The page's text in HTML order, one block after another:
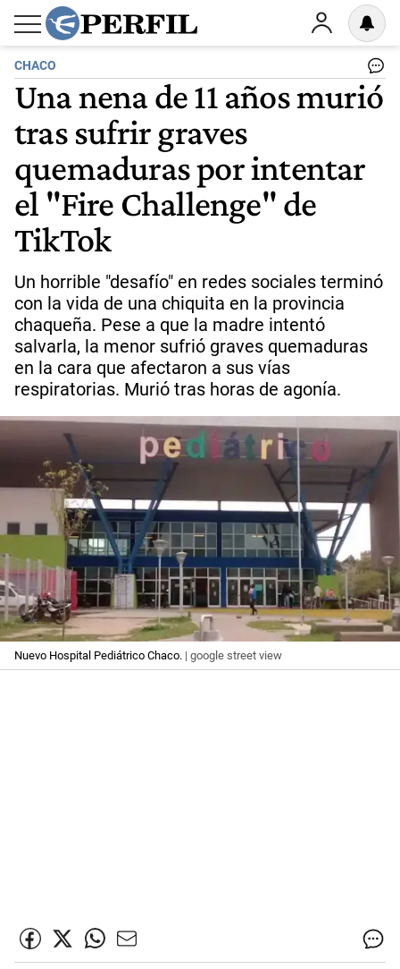
CHACO
Una nena de 11 años murió
tras sufrir graves
quemaduras por intentar
el "Fire Challenge" de
TikTok
Un horrible "desafío" en redes sociales terminó
con la vida de una chiquita en la provincia
chaqueña. Pese a que la madre intentó
salvarla, la menor sufrió graves quemaduras
en la cara que afectaron a sus vías
respiratorias. Murió tras horas de agonía.
Nuevo Hospital Pediátrico Chaco. | google street view